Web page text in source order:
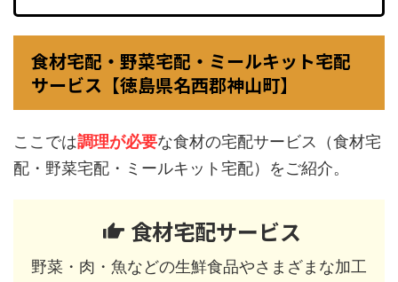
食材宅配・野菜宅配・ミールキット宅配
サービス【徳島県名西郡神山町】
ここでは調理が必要な食材の宅配サービス（食材宅
配・野菜宅配・ミールキット宅配）をご紹介。
食材宅配サービス
野菜・肉・魚などの生鮮食品やさまざまな加工